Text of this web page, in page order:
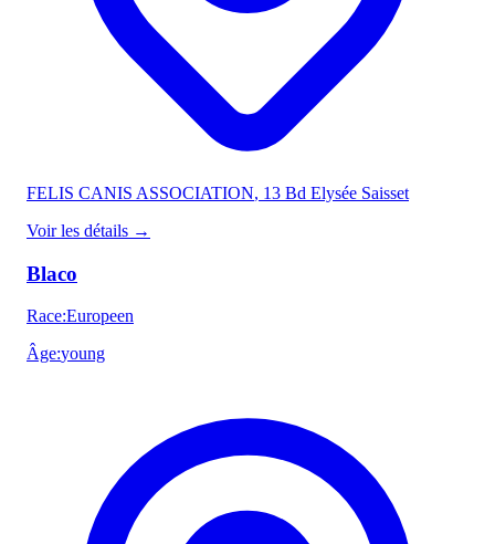
FELIS CANIS ASSOCIATION, 13 Bd Elysée Saisset
Voir les détails →
Blaco
Race:Europeen
Âge:young